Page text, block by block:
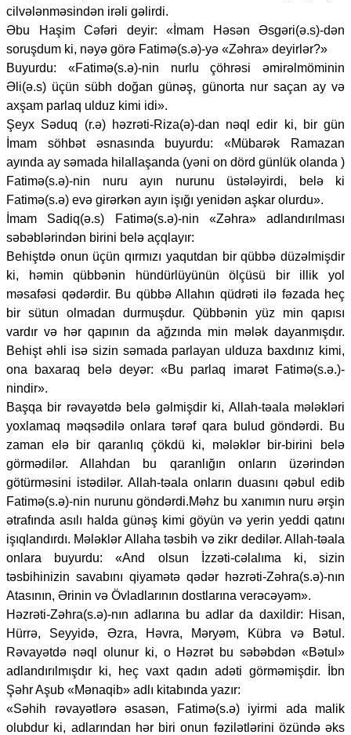
cilvələnməsindən irəli gəlirdi.
Əbu Haşim Cəfəri deyir: «İmam Həsən Əsgəri(ə.s)-dən
soruşdum ki, nəyə görə Fatimə(s.ə)-yə «Zəhra» deyirlər?»
Buyurdu: «Fatimə(s.ə)-nin nurlu çöhrəsi əmirəlmöminin
Əli(ə.s) üçün sübh doğan günəş, günorta nur saçan ay və
axşam parlaq ulduz kimi idi».
Şeyx Səduq (r.ə) həzrəti-Riza(ə)-dan nəql edir ki, bir gün
İmam söhbət əsnasında buyurdu: «Mübarək Ramazan
ayında ay səmada hilallaşanda (yəni on dörd günlük olanda )
Fatimə(s.ə)-nin nuru ayın nurunu üstələyirdi, belə ki
Fatimə(s.ə) evə girərkən ayın işığı yenidən aşkar olurdu».
İmam Sadiq(ə.s) Fatimə(s.ə)-nin «Zəhra» adlandırılması
səbəblərindən birini belə açqlayır:
Behiştdə onun üçün qırmızı yaqutdan bir qübbə düzəlmişdir
ki, həmin qübbənin hündürlüyünün ölçüsü bir illik yol
məsafəsi qədərdir. Bu qübbə Allahın qüdrəti ilə fəzada heç
bir sütun olmadan durmuşdur. Qübbənin yüz min qapısı
vardır və hər qapının da ağzında min mələk dayanmışdır.
Behişt əhli isə sizin səmada parlayan ulduza baxdınız kimi,
ona baxaraq belə deyər: «Bu parlaq imarət Fatimə(s.ə.)-
nindir».
Başqa bir rəvayətdə belə gəlmişdir ki, Allah-təala mələkləri
yoxlamaq məqsədilə onlara tərəf qara bulud göndərdi. Bu
zaman elə bir qaranlıq çökdü ki, mələklər bir-birini belə
görmədilər. Allahdan bu qaranlığın onların üzərindən
götürməsini istədilər. Allah-təala onların duasını qəbul edib
Fatimə(s.ə)-nin nurunu göndərdi.Məhz bu xanımın nuru ərşin
ətrafında asılı halda günəş kimi göyün və yerin yeddi qatını
işıqlandırdı. Mələklər Allaha təsbih və zikr dedilər. Allah-təala
onlara buyurdu: «And olsun İzzəti-cəlalıma ki, sizin
təsbihinizin savabını qiyamətə qədər həzrəti-Zəhra(s.ə)-nın
Atasının, Ərinin və Övladlarının dostlarına verəcəyəm».
Həzrəti-Zəhra(s.ə)-nın adlarına bu adlar da daxildir: Hisan,
Hürrə, Seyyidə, Əzra, Həvra, Məryəm, Kübra və Bətul.
Rəvayətdə nəql olunur ki, o Həzrət bu səbəbdən «Bətul»
adlandırılmışdır ki, heç vaxt qadın adəti görməmişdir. İbn
Şəhr Aşub «Mənaqib» adlı kitabında yazır:
«Səhih rəvayətlərə əsasən, Fatimə(s.ə) iyirmi ada malik
olubdur ki, adlarından hər biri onun fəzilətlərini özündə əks